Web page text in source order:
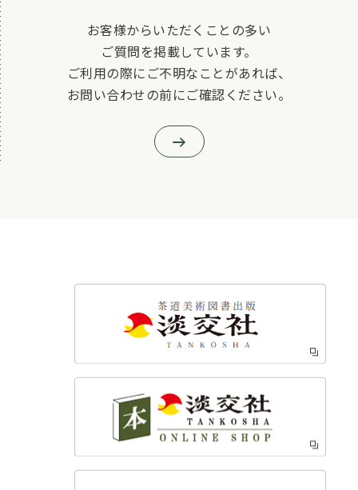
お客様からいただくことの多い
ご質問を掲載しています。
ご利用の際にご不明なことがあれば、
お問い合わせの前にご確認ください。